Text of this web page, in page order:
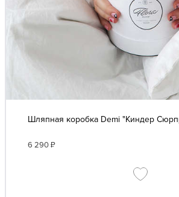
Шляпная коробка Demi "Киндер
6 290₽